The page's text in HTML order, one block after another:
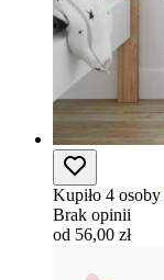
Kupiło 4 osoby
Brak opinii
od 56,00 zł